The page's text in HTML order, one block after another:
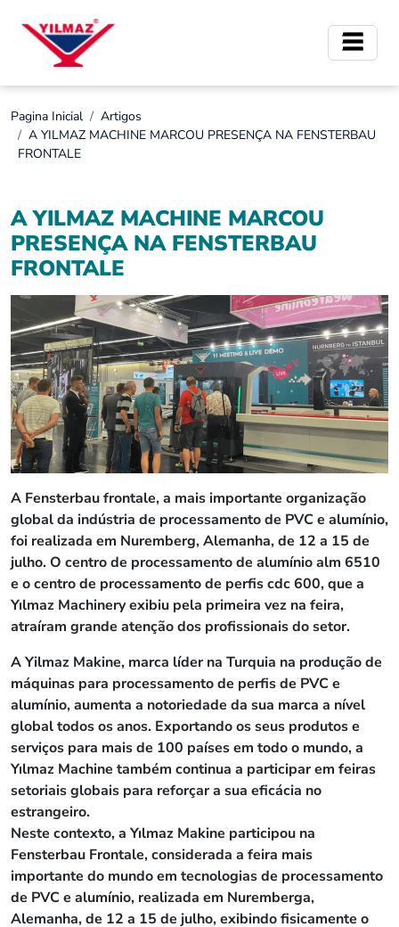
Pagina Inicial
Artigos
A YILMAZ MACHINE MARCOU PRESENÇA NA FENSTERBAU
FRONTALE
A YILMAZ MACHINE MARCOU
PRESENÇA NA FENSTERBAU
FRONTALE
A Fensterbau frontale, a mais importante organização
global da indústria de processamento de PVC e alumínio,
foi realizada em Nuremberg, Alemanha, de 12 a 15 de
julho. O centro de processamento de alumínio alm 6510
e o centro de processamento de perfis cdc 600, que a
Yılmaz Machinery exibiu pela primeira vez na feira,
atraíram grande atenção dos profissionais do setor.
A Yilmaz Makine, marca líder na Turquia na produção de
máquinas para processamento de perfis de PVC e
alumínio, aumenta a notoriedade da sua marca a nível
global todos os anos. Exportando os seus produtos e
serviços para mais de 100 países em todo o mundo, a
Yılmaz Machine também continua a participar em feiras
setoriais globais para reforçar a sua eficácia no
estrangeiro.
Neste contexto, a Yılmaz Makine participou na
Fensterbau Frontale, considerada a feira mais
importante do mundo em tecnologias de processamento
de PVC e alumínio, realizada em Nuremberga,
Alemanha, de 12 a 15 de julho, exibindo fisicamente o